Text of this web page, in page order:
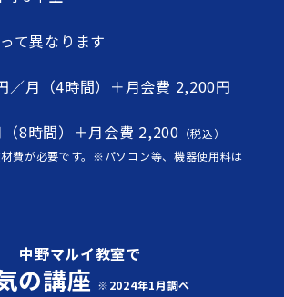
て異なります
／月（4時間）＋月会費 2,200円
8時間）＋月会費 2,200 （税込）
費が必要です。※パソコン等、機器使用料は
中野マルイ教室で
の講座 ※2024年1月調べ